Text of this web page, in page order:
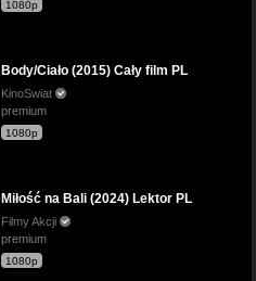
1080p
Body/Ciało (2015) Cały film PL
KinoSwiat
premium
1080p
Miłość na Bali (2024) Lektor PL
Filmy Akcji
premium
1080p